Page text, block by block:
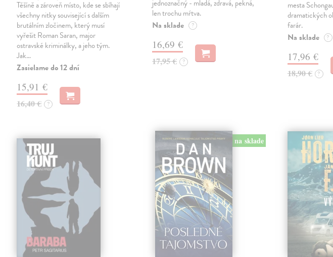
Těšíně a zároveň místo, kde se sbíhají
všechny nitky související s dalším
brutálním zločinem, který musí
vyřešit Roman Saran, major
ostravské kriminálky, a jeho tým.
Jak…
Zasielame do 12 dní
15,91 €
16,40 € ?
jednoznačný - mladá, zdravá, pekná,
len trochu mŕtva.
Na sklade ?
16,69 €
17,95 € ?
mesta
dramatických
farár.
Na sklade ?
17,96 €
18,90 € ?
na sklade